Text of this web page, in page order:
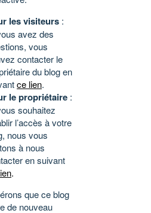
les visiteurs :
avez des
vous
contacter le
du blog en
ce lien.
le propriétaire :
souhaitez
l’accès à votre
nous vous
à nous
en suivant
.
que ce blog
de nouveau